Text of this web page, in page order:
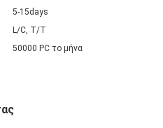
5-15days
L/C, T/T
50000 PC το μήνα